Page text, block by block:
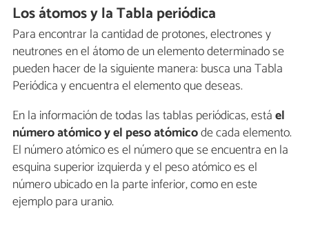
Los átomos y la Tabla periódica
Para encontrar la cantidad de protones, electrones y
neutrones en el átomo de un elemento determinado se
pueden hacer de la siguiente manera: busca una Tabla
Periódica y encuentra el elemento que deseas.
En la información de todas las tablas periódicas, estáel
número atómico y el peso atómicode cada elemento.
El número atómico es el número que se encuentra en la
esquina superior izquierda y el peso atómico es el
número ubicado en la parte inferior, como en este
ejemplo para uranio.